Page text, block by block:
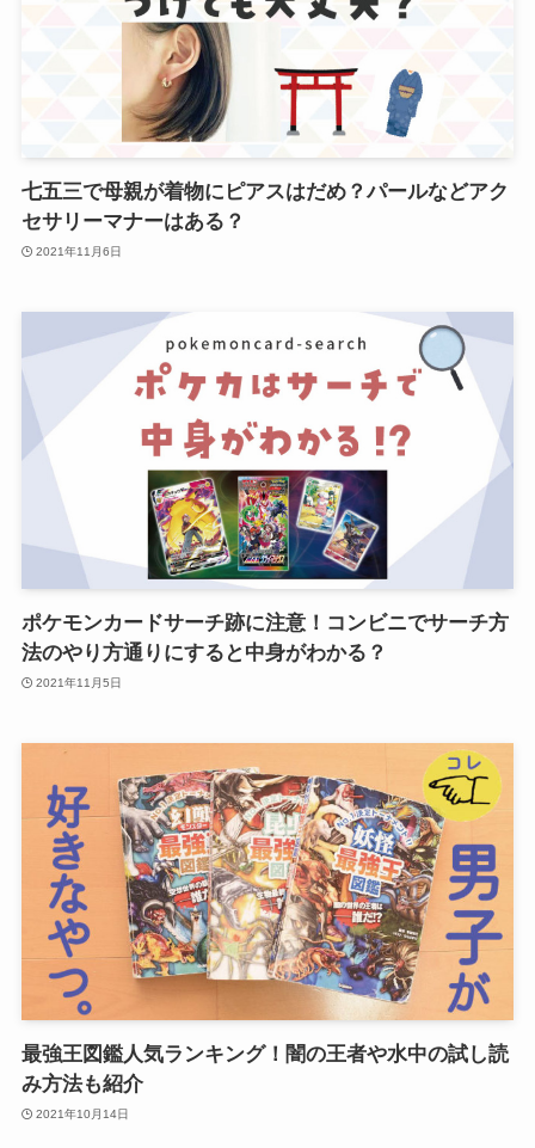
七五三で母親が着物にピアスはだめ？パールなどアク
セサリーマナーはある？
2021年11月6日
ポケモンカードサーチ跡に注意！コンビニでサーチ方
法のやり方通りにすると中身がわかる？
2021年11月5日
最強王図鑑人気ランキング！闇の王者や水中の試し読
み方法も紹介
2021年10月14日